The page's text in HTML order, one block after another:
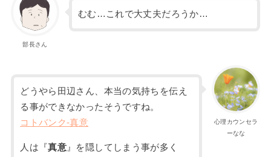
部長さん
むむ…これで大丈夫だろうか…
心理カウンセラ
ーなな
どうやら田辺さん、本当の気持ちを伝え
る事ができなかったそうですね。
コトバンク-真意
人は『真意 』を隠してしまう事が多く